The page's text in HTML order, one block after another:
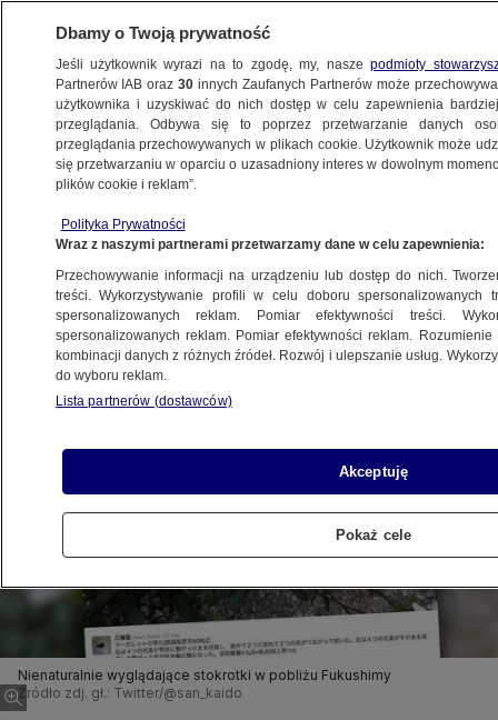
CIEKAWOSTKI
Lepiej ich nie wąchać
24.07.2015, 08:53
Udostępnij
Nienaturalnie wyglądające stokrotki w pobliżu Fukushimy
Źródło zdj. gł.: Twitter/@san_kaido
Dbamy o Twoją prywatność
Jeśli użytkownik wyrazi na to zgodę, my, naszepodmioty
Partnerów IAB oraz30 innych Zaufanych Partnerów może
użytkownika i uzyskiwać do nich dostęp w celu zapewnienia
przeglądania. Odbywa się to poprzez przetwarzanie danych
przeglądania przechowywanych w plikach cookie. Użytkownik może
się przetwarzaniu w oparciu o uzasadniony interes w dowolnym
plików cookie i reklam”.
Polityka Prywatności
Wraz z naszymi partnerami przetwarzamy dane w celu zapewnienia:
Przechowywanie informacji na urządzeniu lub dostęp do nich.
treści. Wykorzystywanie profili w celu doboru spersonalizowanych
spersonalizowanych reklam. Pomiar efektywności treści.
spersonalizowanych reklam. Pomiar efektywności reklam.
kombinacji danych z różnych źródeł. Rozwój i ulepszanie usług.
do wyboru reklam.
Lista partnerów (dostawców)
Akceptuję
Pokaż cele